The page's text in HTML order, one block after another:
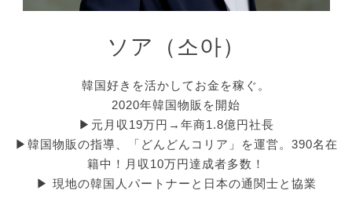
ソア（소아）
韓国好きを活かしてお金を稼ぐ。
2020年韓国物販を開始
▶︎元月収19万円→年商1.8億円社長
▶︎韓国物販の指導、「どんどんコリア」を運営。390名在
籍中！月収10万円達成者多数！
▶︎ 現地の韓国人パートナーと日本の通関士と協業